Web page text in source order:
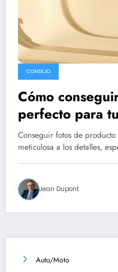
CONSEJO
Cómo
perfecto para
Conseguir fotos de
meticulosa a los detalles,
Jean Dupont
Auto/Moto